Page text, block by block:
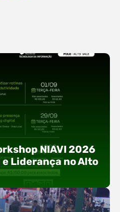
NIAVI 2026
Liderança no Alto